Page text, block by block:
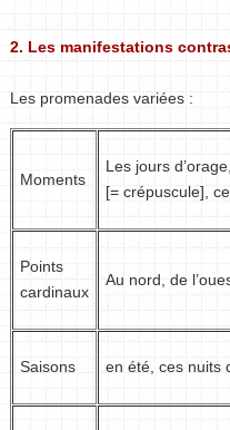
2. Les manifestations
Les promenades variées :
Moments
Les jours
[= crépuscule],
Points
cardinaux
Au nord, de
Saisons en été, ces nuits